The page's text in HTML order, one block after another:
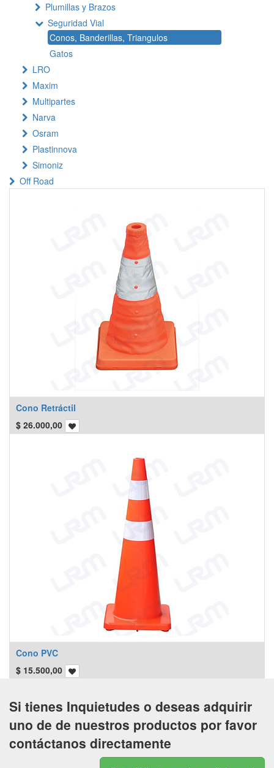
Plumillas y Brazos
Seguridad Vial
Conos, Banderillas, Triangulos
Gatos
LRO
Maxim
Multipartes
Narva
Osram
Plastinnova
Simoniz
Off Road
Cono Retráctil
$ 26.000,00
Cono PVC
$ 15.500,00
Si tienes Inquietudes o deseas adquirir
uno de de nuestros productos por favor
contáctanos directamente